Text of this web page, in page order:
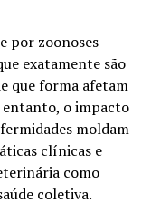
por zoonoses
exatamente são
que forma afetam
entanto, o impacto
moldam
clínicas e
como
coletiva.